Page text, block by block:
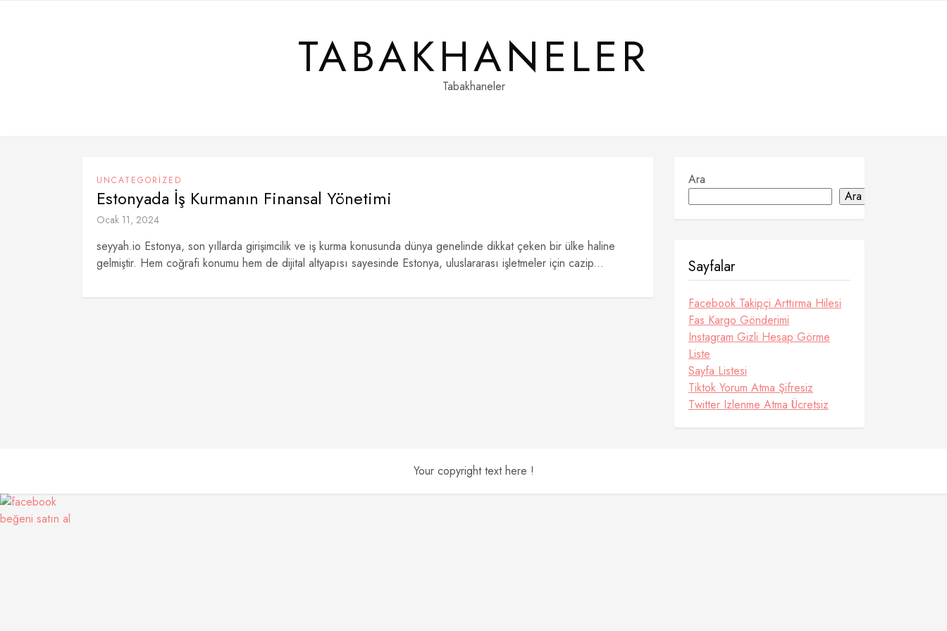
TABAKHANELER
Tabakhaneler
UNCATEGORIZED
Estonyada İş Kurmanın Finansal Yönetimi
Ocak 11, 2024
seyyah.io Estonya, son yıllarda girişimcilik ve iş kurma konusunda dünya genelinde dikkat çeken bir ülke haline
gelmiştir. Hem coğrafi konumu hem de dijital altyapısı sayesinde Estonya, uluslararası işletmeler için cazip...
Ara
Ara
Sayfalar
Facebook Takipçi Arttırma Hilesi
Fas Kargo Gönderimi
Instagram Gizli Hesap Görme
Liste
Sayfa Listesi
Tiktok Yorum Atma Şifresiz
Twitter Izlenme Atma Ücretsiz
Your copyright text here !